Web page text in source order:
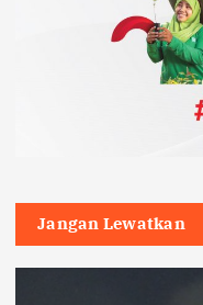
Jangan Lewatkan